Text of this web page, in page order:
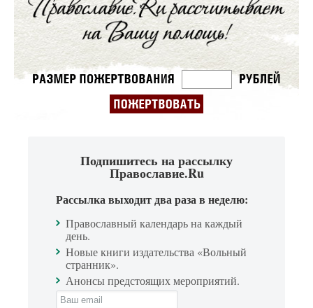
Подпишитесь на рассылку
Православие.Ru
Рассылка выходит два раза в неделю:
Православный календарь на каждый
день.
Новые книги издательства «Вольный
странник».
Анонсы предстоящих мероприятий.